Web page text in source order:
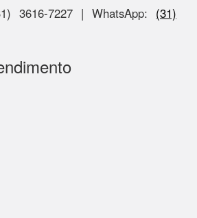
3616-7227 | WhatsApp: (31)